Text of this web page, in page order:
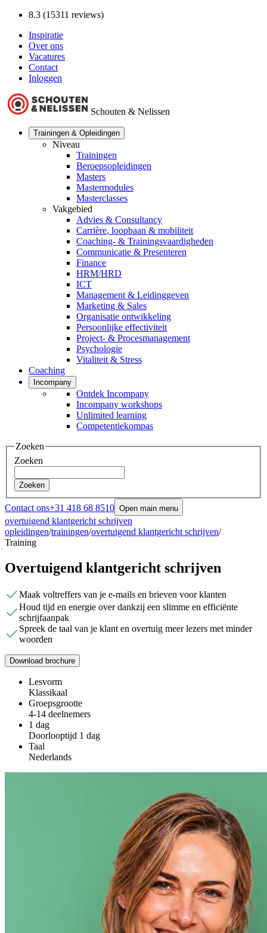
8.3 (15311 reviews)
Inspiratie
Over ons
Vacatures
Contact
Inloggen
Schouten & Nelissen
Trainingen & Opleidingen
Niveau
Trainingen
Beroepsopleidingen
Masters
Mastermodules
Masterclasses
Vakgebied
Advies & Consultancy
Carrière, loopbaan & mobiliteit
Coaching- & Trainingsvaardigheden
Communicatie & Presenteren
Finance
HRM/HRD
ICT
Management & Leidinggeven
Marketing & Sales
Organisatie ontwikkeling
Persoonlijke effectiviteit
Project- & Procesmanagement
Psychologie
Vitaliteit & Stress
Coaching
Incompany
Ontdek Incompany
Incompany workshops
Unlimited learning
Competentiekompas
Zoeken
Zoeken
Zoeken
Contact ons+31 418 68 8510 Open main menu
overtuigend klantgericht schrijven
opleidingen/trainingen/overtuigend klantgericht schrijven/
Training
Overtuigend klantgericht schrijven
Maak voltreffers van je e-mails en brieven voor klanten
Houd tijd en energie over dankzij een slimme en efficiënte
schrijfaanpak
Spreek de taal van je klant en overtuig meer lezers met minder
woorden
Download brochure
Lesvorm
Klassikaal
Groepsgrootte
4-14 deelnemers
1 dag
Doorlooptijd 1 dag
Taal
Nederlands